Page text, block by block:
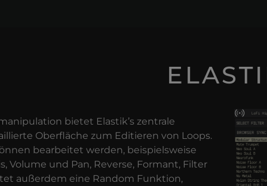
bietet Elastik’s zentrale
Oberfläche zum Editieren von Loops.
bearbeitet werden, beispielsweise
Volume und Pan, Reverse, Formant, Filter
außerdem eine Random Funktion,